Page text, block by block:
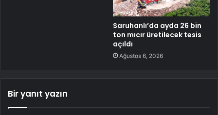
Saruhanlı’da ayda 26 bin
ton mıcır üretilecek tesis
açıldı
Ağustos 6, 2026
Bir yanıt yazın